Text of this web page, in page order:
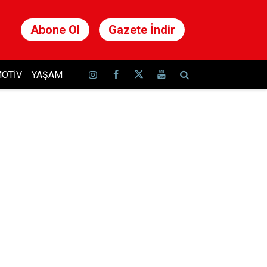
Abone Ol Gazete İndir
YAŞAM